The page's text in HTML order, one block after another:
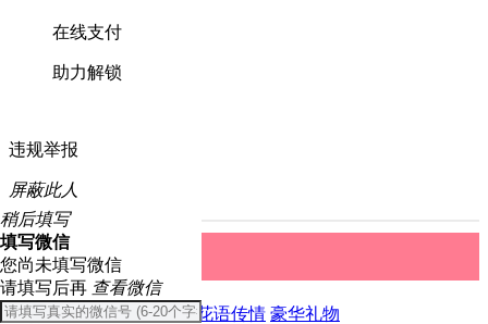
在线支付
助力解锁
违规举报
屏蔽此人
取消
稍后填写
填写微信
您尚未填写微信
请填写后再 查看微信
礼物中心
全部 精美礼物 爱恋表白 花语传情 豪华礼物